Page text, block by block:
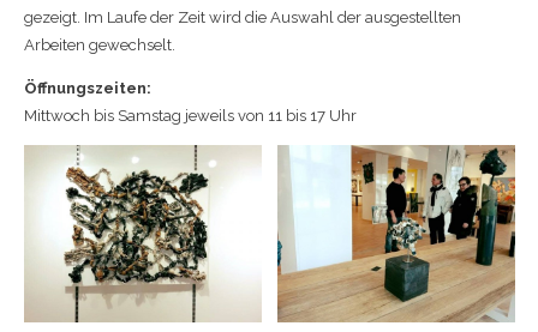
gezeigt. Im Laufe der Zeit wird die Auswahl der ausgestellten
Arbeiten gewechselt.
Öffnungszeiten:
Mittwoch bis Samstag jeweils von 11 bis 17 Uhr